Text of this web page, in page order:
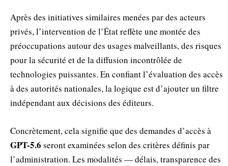
Après des initiatives similaires menées par des acteurs
privés, l’intervention de l’État reflète une montée des
préoccupations autour des usages malveillants, des risques
pour la sécurité et de la diffusion incontrôlée de
technologies puissantes. En confiant l’évaluation des accès
à des autorités nationales, la logique est d’ajouter un filtre
indépendant aux décisions des éditeurs.
Concrètement, cela signifie que des demandes d’accès à
GPT-5.6 seront examinées selon des critères définis par
l’administration. Les modalités — délais, transparence des